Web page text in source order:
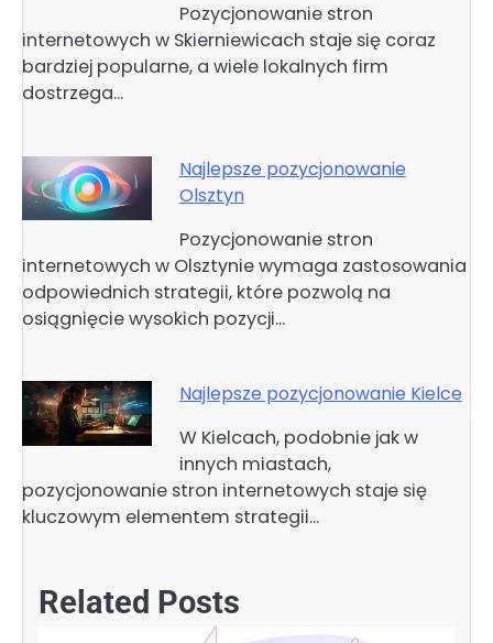
Pozycjonowanie stron
internetowych w Skierniewicach staje się coraz
bardziej popularne, a wiele lokalnych firm
dostrzega…
Najlepsze pozycjonowanie
Olsztyn
Pozycjonowanie stron
internetowych w Olsztynie wymaga zastosowania
odpowiednich strategii, które pozwolą na
osiągnięcie wysokich pozycji…
Najlepsze pozycjonowanie Kielce
W Kielcach, podobnie jak w
innych miastach,
pozycjonowanie stron internetowych staje się
kluczowym elementem strategii…
Related Posts